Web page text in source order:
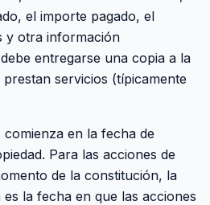
el importe pagado, el
y otra información
entregarse una copia a la
servicios (típicamente
en la fecha de
Para las acciones de
de la constitución, la
la fecha en que las acciones